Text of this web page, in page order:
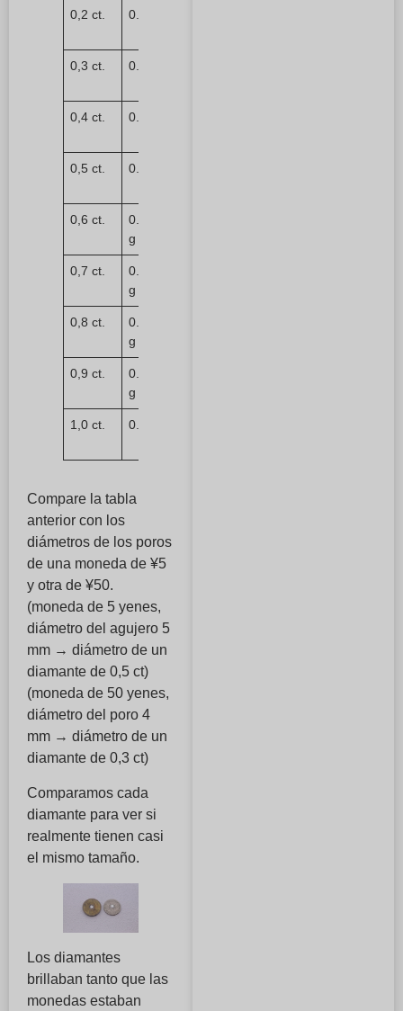
0,2 ct. 0.04g
0,3 ct. 0.06g
0,4 ct. 0.08g
0,5 ct. 0.1 g
0,6 ct.
0.12
g
0,7 ct.
0.14
g
0,8 ct.
0.16
g
0,9 ct.
0.18
g
1,0 ct. 0.2 g
Compare la tabla
anterior con los
diámetros de los poros
de una moneda de ¥5
y otra de ¥50.
(moneda de 5 yenes,
diámetro del agujero 5
mm → diámetro de un
diamante de 0,5 ct)
(moneda de 50 yenes,
diámetro del poro 4
mm → diámetro de un
diamante de 0,3 ct)
Comparamos cada
diamante para ver si
realmente tienen casi
el mismo tamaño.
Los diamantes
brillaban tanto que las
monedas estaban